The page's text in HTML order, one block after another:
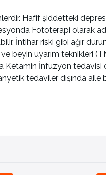
Hafif şiddetteki
Fototerapi olarak
İntihar riski gibi ağır
beyin uyarım teknikleri
Ketamin İnfüzyon tedavisi
tedaviler dışında